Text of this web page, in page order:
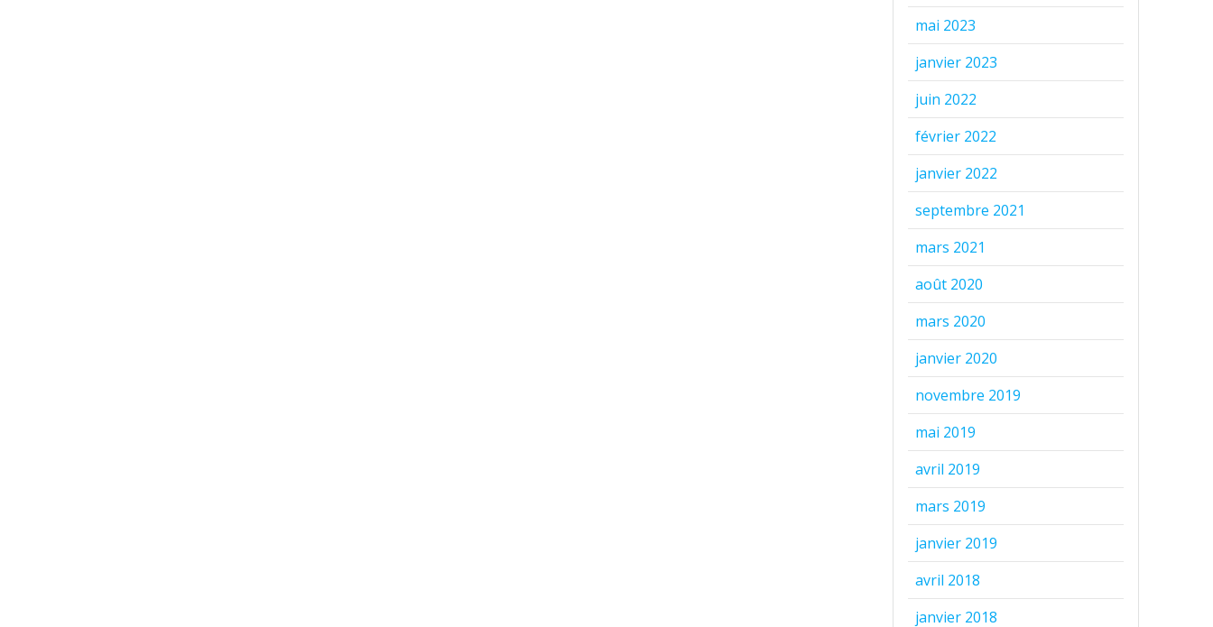
mai 2023
janvier 2023
juin 2022
février 2022
janvier 2022
septembre 2021
mars 2021
août 2020
mars 2020
janvier 2020
novembre 2019
mai 2019
avril 2019
mars 2019
janvier 2019
avril 2018
janvier 2018